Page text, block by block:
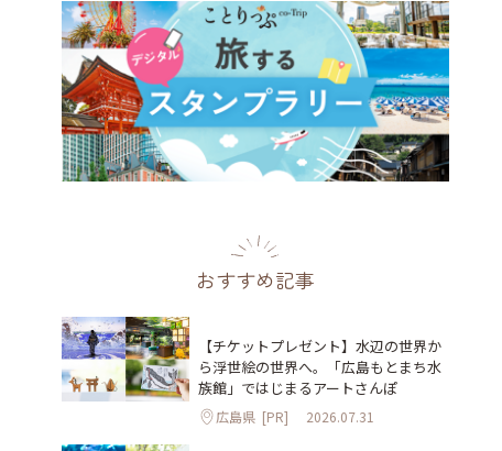
おすすめ記事
【チケットプレゼント】水辺の世界か
ら浮世絵の世界へ。「広島もとまち水
族館」ではじまるアートさんぽ
広島県 [PR] 2026.07.31